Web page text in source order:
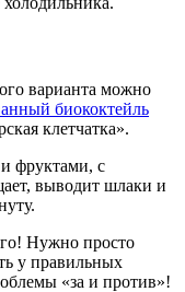
варианта можно
биококтейль
клетчатка».
фруктами, с
выводит шлаки и
Нужно просто
у правильных
«за и против»!